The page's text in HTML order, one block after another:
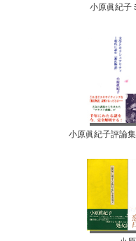
小原眞紀子
小原眞紀子評論